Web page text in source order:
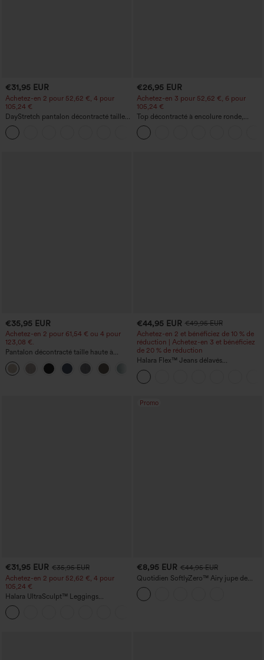
€31,95 EUR
Achetez-en 2 pour 52,62 €, 4 pour
105,24 €
DayStretch pantalon décontracté taille
haute avec poches et coupe droite
€26,95 EUR
Achetez-en 3 pour 52,62 €, 6 pour
105,24 €
Top décontracté à encolure ronde,
manches chauve-souris et coupe ample
€35,95 EUR
Achetez-en 2 pour 61,54 € ou 4 pour
123,08 €.
Pantalon décontracté taille haute à
jambe droite, effet lin, avec poches
€44,95 EUR €49,95 EUR
Achetez-en 2 et bénéficiez de 10 % de
réduction | Achetez-en 3 et bénéficiez
de 20 % de réduction
Halara Flex™ Jeans délavés
décontractés, coupe baggy à jambe
large, taille basse asymétrique, poches
zippées
€31,95 EUR €35,95 EUR
Achetez-en 2 pour 52,62 €, 4 pour
105,24 €
Halara UltraSculpt™ Leggings
d'entraînement sculptants taille haute,
effet ventre plat, avec poche
Promo
€8,95 EUR €44,95 EUR
Quotidien SoftlyZero™ Airy jupe de
tennis mini croisée 2-en-1 avec poche
latérale InstantCool - Lucid